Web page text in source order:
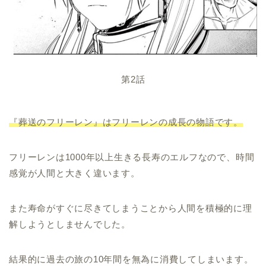
第2話
『葬送のフリーレン』はフリーレンの成長の物語です。
フリーレンは1000年以上生きる長寿のエルフなので、時間
感覚が人間と大きく違います。
また寿命がすぐに尽きてしまうことから人間を積極的に理
解しようとしませんでした。
結果的に過去の旅の10年間を無為に消費してしまいます。